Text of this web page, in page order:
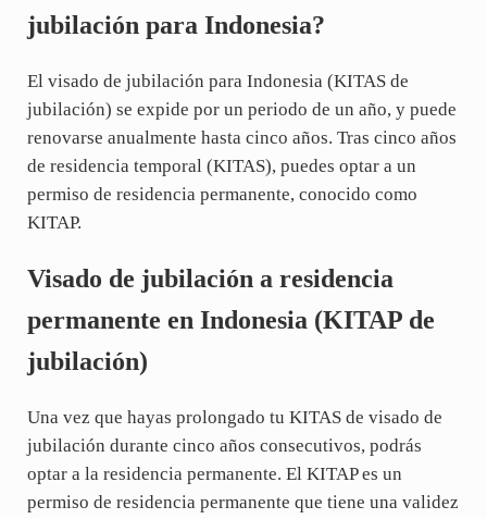
jubilación para Indonesia?
El visado de jubilación para Indonesia (KITAS de
jubilación) se expide por un periodo de un año, y puede
renovarse anualmente hasta cinco años. Tras cinco años
de residencia temporal (KITAS), puedes optar a un
permiso de residencia permanente, conocido como
KITAP.
Visado de jubilación a residencia
permanente en Indonesia (KITAP de
jubilación)
Una vez que hayas prolongado tu KITAS de visado de
jubilación durante cinco años consecutivos, podrás
optar a la residencia permanente. El KITAP es un
permiso de residencia permanente que tiene una validez